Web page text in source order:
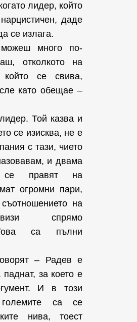
лидер, който
даде
се излага.
много по-
отколкото на
който се свива,
като обещае –
Той казва и
се изисква, не е
с тази, чието
и двама
се правят на
огромни пари,
на
спрямо
Това са пълни
– Радев е
за което е
И в този
са се
нива, тоест